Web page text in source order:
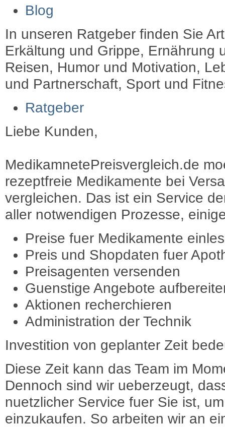
Blog
In unseren Ratgeber finden Sie
Erkältung und Grippe, Ernährung
Reisen, Humor und Motivation,
und Partnerschaft, Sport und
Ratgeber
Liebe Kunden,
MedikamnetePreisvergleich.de
rezeptfreie Medikamente bei
vergleichen. Das ist ein Service
aller notwendigen Prozesse,
Preise fuer Medikamente
Preis und Shopdaten fuer
Preisagenten versenden
Guenstige Angebote
Aktionen recherchieren
Administration der Technik
Investition von geplanter Zeit
Diese Zeit kann das Team im
Dennoch sind wir ueberzeugt,
nuetzlicher Service fuer Sie ist,
einzukaufen. So arbeiten wir an